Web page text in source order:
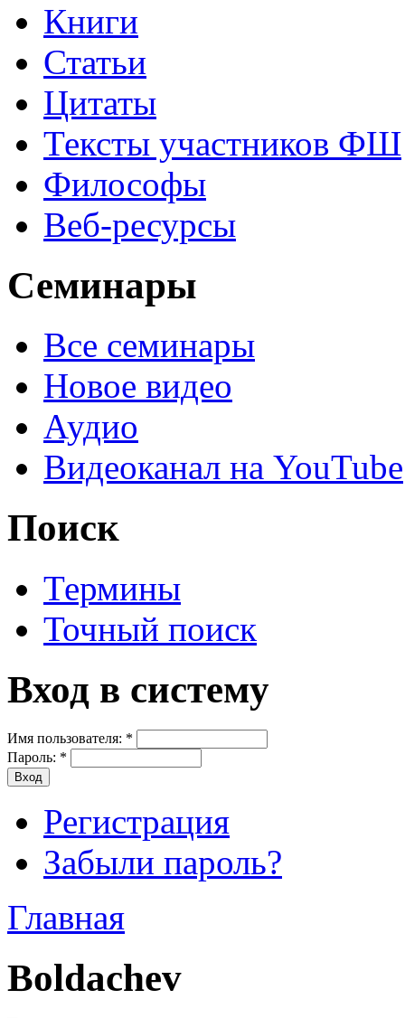
Книги
Статьи
Цитаты
Тексты участников ФШ
Философы
Веб-ресурсы
Семинары
Все семинары
Новое видео
Аудио
Видеоканал на YouTube
Поиск
Термины
Точный поиск
Вход в систему
Имя пользователя: *
Пароль: *
Регистрация
Забыли пароль?
Главная
Boldachev